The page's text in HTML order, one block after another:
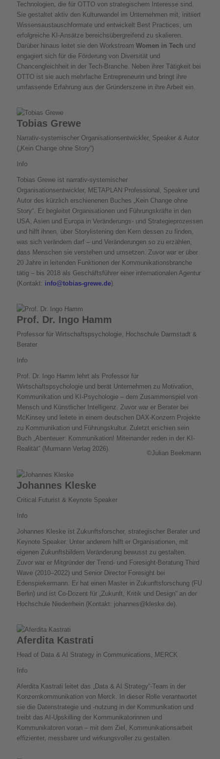
Technologien, die für OTTO von strategischem Interesse sind.
Sie gestaltet aktiv den Kulturwandel im Unternehmen mit, initiiert
Wissensaustauschformate und entwickelt Best Practices, um
erfolgreiche KI-Ansätze bereichsübergreifend zu skalieren.
Darüber hinaus leitet sie den Workstream Women in Tech und
engagiert sich für die Förderung von Diversität und
Chancengleichheit in der Tech-Branche. Neben ihrer Tätigkeit bei
OTTO ist sie auch mehrfache Entrepreneurin und bringt ihre
umfassende Erfahrung aus der Gründerszene in ihre Arbeit ein.
Tobias Grewe
Narrativ-systemischer Organisationsentwickler, Speaker & Autor
(„Kein Change ohne Story“)
Info
Tobias Grewe ist narrativ-systemischer
Organisationsentwickler, METAPLAN Professional, Speaker und
Autor des kürzlich erschienenen Buches „Kein Change ohne
Story“. Er begleitet Organisationen und Führungskräfte in den
USA, Asien und Europa in Veränderungs- und Strategieprozessen
und hilft ihnen, über Storylistening den Kern dessen zu finden,
was sich verändern darf – und Veränderungen so zu erzählen,
dass Menschen sie verstehen und umsetzen. Zuvor war er über
20 Jahre in leitenden Funktionen der Kommunikationsbranche
tätig – bis 2018 als Geschäftsführer einer internationalen Agentur
(Kontakt: info@tobias-grewe.de).
©Julian Beekmann
Prof. Dr. Ingo Hamm
Professor für Wirtschaftspsychologie, Hochschule Darmstadt &
Berater
Info
Prof. Dr. Ingo Hamm lehrt als Professor für
Wirtschaftspsychologie und berät Unternehmen zu Motivation,
Kommunikation und KI-Psychologie – dem Zusammenspiel von
Mensch und Künstlicher Intelligenz. Zuvor war er Berater bei
McKinsey und leitete in einem deutschen DAX-Konzern Projekte
zu Kommunikation und Führungskultur. Zuletzt erschien sein
Buch „Abenteuer: Kommunikation! Miteinander reden in der KI-
Realität“ (Murmann Verlag 2026).
Johannes Kleske
Critical Futurist & Keynote Speaker
Info
Johannes Kleske ist Zukunftsforscher, strategischer Berater und
Keynote Speaker. Unter anderem hilft er Organisationen, mit
eigenen Zukunftsbildern Veränderung bewusst zu gestalten.
Zuvor war er Mitgründer der Trend- und Foresight-Beratung Third
Wave (2010–2022) und Senior Director Foresight bei
Edenspiekermann. Er hat einen Master in Zukunftsforschung (FU
Berlin) und ist Co-Dozent für „Zukunft, Kritik und Design“ an der
Hochschule Niederrhein (Kontakt: johannes@kleske.de).
Aferdita Kastrati
Head of Data & AI Strategy in Communications, MERCK
Info
Aferdita Kastrati leitet das „Data & AI Strategy“-Team in der
Konzernkommunikation von Merck. In dieser Rolle verantwortet
sie die Datenstrategie und -nutzung in der Kommunikation und
treibt das AI-Upskilling der Kommunikatorinnen und
Kommunikatoren voran – mit dem Ziel, Kommunikationsarbeit
effizienter, messbarer und wirkungsvoller zu gestalten.